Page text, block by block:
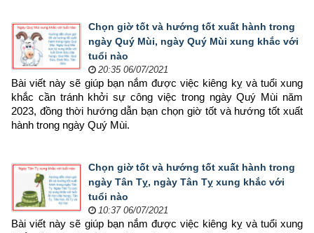
Chọn giờ tốt và hướng tốt xuất hành trong
ngày Quý Mùi, ngày Quý Mùi xung khắc với
tuổi nào
20:35 06/07/2021
Bài viết này sẽ giúp bạn nắm được việc kiêng kỵ và tuổi xung
khắc cần tránh khởi sự công việc trong ngày Quý Mùi năm
2023, đồng thời hướng dẫn bạn chọn giờ tốt và hướng tốt xuất
hành trong ngày Quý Mùi.
Chọn giờ tốt và hướng tốt xuất hành trong
ngày Tân Tỵ, ngày Tân Tỵ xung khắc với
tuổi nào
10:37 06/07/2021
Bài viết này sẽ giúp bạn nắm được việc kiêng kỵ và tuổi xung